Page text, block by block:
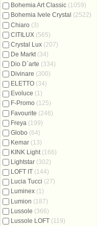
Bohemia Art Classic (1059)
Bohemia Ivele Crystal (2522)
Chiaro (3)
CITILUX (565)
Crystal Lux (207)
De Markt(34)
Dio D`arte (334)
Divinare (300)
ELETTO (34)
Evoluce (1)
F-Promo (125)
Favourite (246)
Freya (199)
Globo (64)
Kemar (13)
KINK Light(166)
Lightstar (302)
LOFT IT (144)
Lucia Tucci (27)
Luminex (1)
Lumion (187)
Lussole (366)
Lussole LOFT (119)